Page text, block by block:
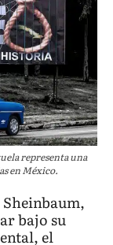
representa una
en México.
bajo su
el